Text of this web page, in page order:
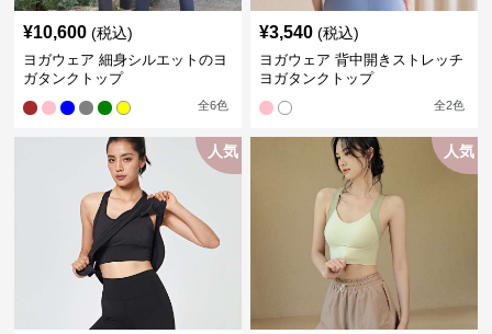
¥10,600 (税込)
ヨガウェア 細身シルエットのヨ
ガタンクトップ
全6色
¥3,540 (税込)
ヨガウェア 背中開きストレッチ
ヨガタンクトップ
全2色
人気 人気